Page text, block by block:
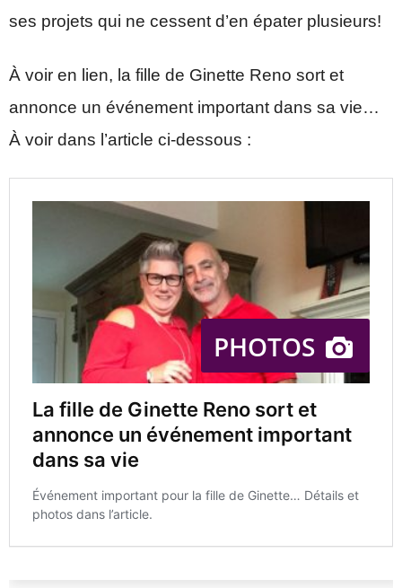
ses projets qui ne cessent d’en épater plusieurs!
À voir en lien, la fille de Ginette Reno sort et
annonce un événement important dans sa vie…
À voir dans l’article ci-dessous :